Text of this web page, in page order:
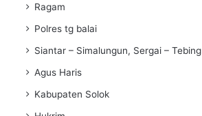
Ragam
Polres tg balai
Siantar – Simalungun, Sergai – Tebing
Agus Haris
Kabupaten Solok